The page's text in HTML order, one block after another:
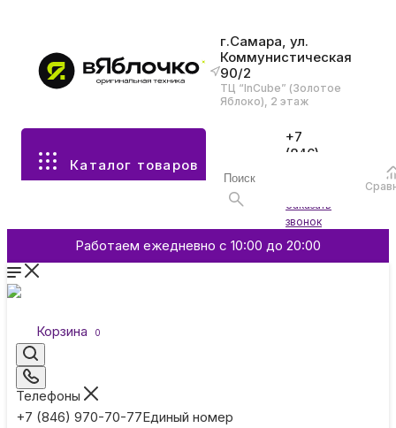
г.Самара, ул.
Коммунистическая
90/2
ТЦ “InCube” (Золотое
Яблоко), 2 этаж
Каталог товаров
+7
(846)
Заказать
звонок
Работаем ежедневно с 10:00 до 20:00
Корзина 0
Телефоны
+7 (846) 970-70-77Единый номер
Все разделы каталога
Аксессуары
Смартфоны и гаджеты